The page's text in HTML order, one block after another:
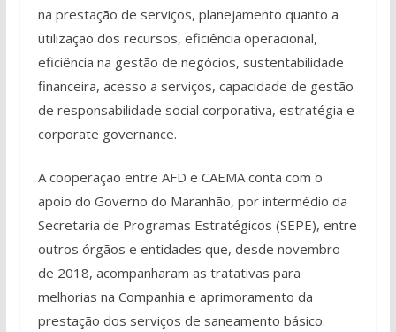
na prestação de serviços, planejamento quanto a
utilização dos recursos, eficiência operacional,
eficiência na gestão de negócios, sustentabilidade
financeira, acesso a serviços, capacidade de gestão
de responsabilidade social corporativa, estratégia e
corporate governance.
A cooperação entre AFD e CAEMA conta com o
apoio do Governo do Maranhão, por intermédio da
Secretaria de Programas Estratégicos (SEPE), entre
outros órgãos e entidades que, desde novembro
de 2018, acompanharam as tratativas para
melhorias na Companhia e aprimoramento da
prestação dos serviços de saneamento básico.